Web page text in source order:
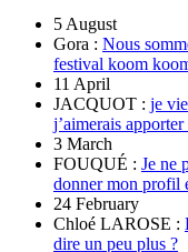
5 August
Gora : Nous
festival koom
11 April
JACQUOT : je
j’aimerais
3 March
FOUQUÉ : Je ne
donner mon profil
24 February
Chloé LAROSE :
dire un peu plus ?